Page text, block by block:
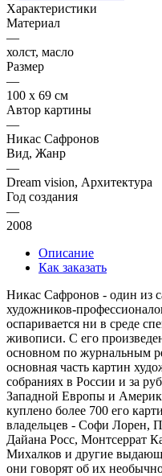
Характеристики
Материал
—
холст, масло
Размер
—
100 х 69 см
Автор картины
—
Никас Сафронов
Вид, Жанр
—
Dream vision, Архитектура
Год создания
—
2008
Описание
Как заказать
Никас Сафронов - один из
художников-
оспаривается ни в среде
живописи. С его
основном по журнальным
основная часть картин
собраниях в России и за
Западной Европы и
куплено более 700 его
владельцев - Софи Лорен,
Дайана Росс, Монтсеррат
Михалков и другие
они говорят об их